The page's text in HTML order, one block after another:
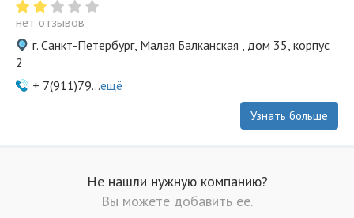
нет отзывов
г. Санкт-Петербург, Малая Балканская , дом 35, корпус
2
+ 7(911)79...ещё
Узнать больше
Не нашли нужную компанию?
Вы можете добавить ее.